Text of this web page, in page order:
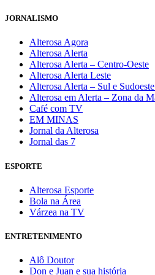
JORNALISMO
Alterosa Agora
Alterosa Alerta
Alterosa Alerta – Centro-Oeste
Alterosa Alerta Leste
Alterosa Alerta – Sul e
Alterosa em Alerta – Zona da
Café com TV
EM MINAS
Jornal da Alterosa
Jornal das 7
ESPORTE
Alterosa Esporte
Bola na Área
Várzea na TV
ENTRETENIMENTO
Alô Doutor
Don e Juan e sua história